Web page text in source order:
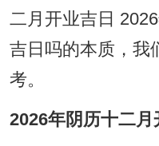
二月开业吉日
吉日吗的本质，我
考。
2026年阴历十二